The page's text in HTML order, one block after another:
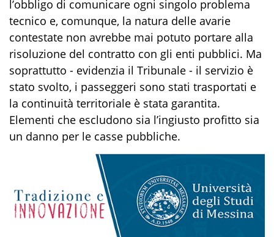
l’obbligo di comunicare ogni singolo problema
tecnico e, comunque, la natura delle avarie
contestate non avrebbe mai potuto portare alla
risoluzione del contratto con gli enti pubblici. Ma
soprattutto - evidenzia il Tribunale - il servizio è
stato svolto, i passeggeri sono stati trasportati e
la continuità territoriale è stata garantita.
Elementi che escludono sia l’ingiusto profitto sia
un danno per le casse pubbliche.